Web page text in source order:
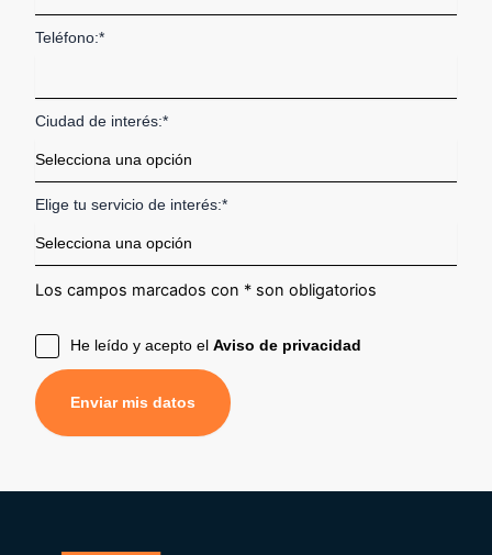
Teléfono:*
Ciudad de interés:*
Elige tu servicio de interés:*
Los campos marcados con * son obligatorios
He leído y acepto el Aviso de privacidad